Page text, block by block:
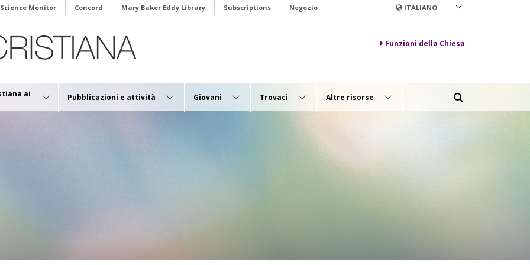
Monitor Concord Mary Baker Eddy Library Subscriptions Negozio ITALIANO
Funzioni della Chiesa
ai Pubblicazioni e attività Giovani Trovaci Altre risorse